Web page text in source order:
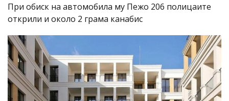
При обиск на автомобила му Пежо 206 полицаите
открили и около 2 грама канабис